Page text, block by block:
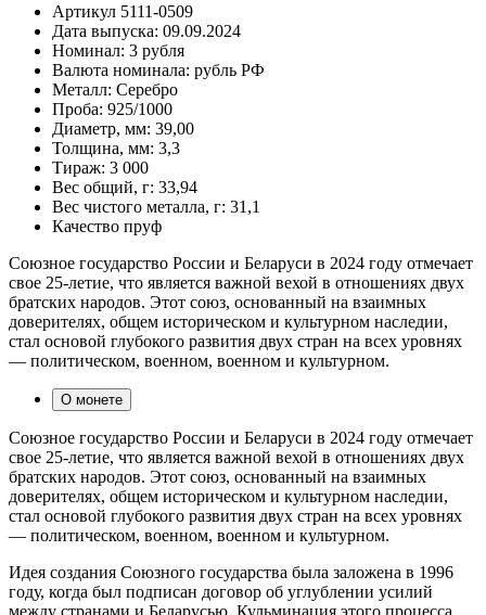
Артикул 5111-0509
Дата выпуска: 09.09.2024
Номинал: 3 рубля
Валюта номинала: рубль РФ
Металл: Серебро
Проба: 925/1000
Диаметр, мм: 39,00
Толщина, мм: 3,3
Тираж: 3 000
Вес общий, г: 33,94
Вес чистого металла, г: 31,1
Качество пруф
Союзное государство России и Беларуси в 2024 году отмечает
свое 25-летие, что является важной вехой в отношениях двух
братских народов. Этот союз, основанный на взаимных
доверителях, общем историческом и культурном наследии,
стал основой глубокого развития двух стран на всех уровнях
— политическом, военном, военном и культурном.
О монете
Союзное государство России и Беларуси в 2024 году отмечает
свое 25-летие, что является важной вехой в отношениях двух
братских народов. Этот союз, основанный на взаимных
доверителях, общем историческом и культурном наследии,
стал основой глубокого развития двух стран на всех уровнях
— политическом, военном, военном и культурном.
Идея создания Союзного государства была заложена в 1996
году, когда был подписан договор об углублении усилий
между странами и Беларусью. Кульминация этого процесса